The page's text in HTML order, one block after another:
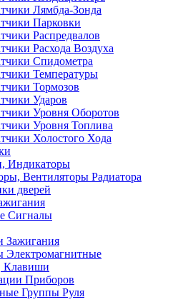
Лямбда-Зонда
Парковки
Распредвалов
Расхода Воздуха
Спидометра
Температуры
Тормозов
Ударов
Уровня Оборотов
Уровня Топлива
Холостого Хода
Индикаторы
Вентиляторы Радиатора
дверей
Сигналы
Зажигания
Электромагнитные
Клавиши
Приборов
Группы Руля